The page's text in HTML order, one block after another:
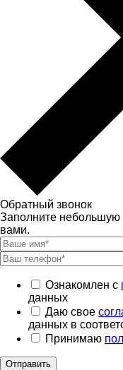
Обратный звонок
Заполните небольшую
вами.
Ознакомлен с
данных
Даю свое
данных в
Принимаю
Отправить